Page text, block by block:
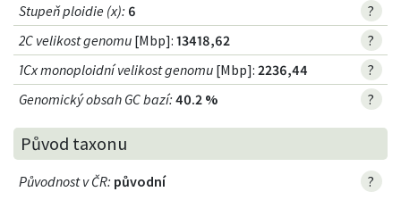
Stupeň ploidie (x): 6
?
2C velikost genomu [Mbp]: 13418,62
?
1Cx monoploidní velikost genomu [Mbp]: 2236,44
?
Genomický obsah GC bazí: 40.2 % ?
Původ taxonu
Původnost v ČR: původní ?